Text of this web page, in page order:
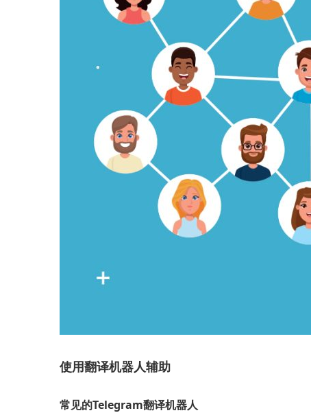
使用翻译机器人辅助
常见的Telegram翻译机器人